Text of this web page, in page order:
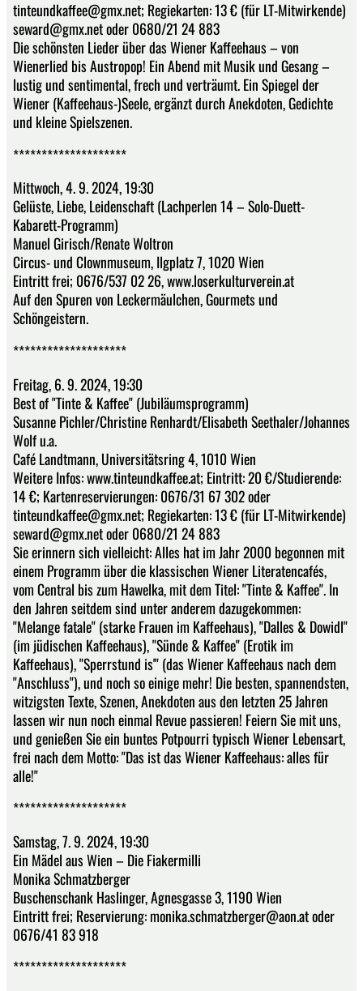
tinteundkaffee@gmx.net; Regiekarten: 13 € (für LT-Mitwirkende)
seward@gmx.net oder 0680/21 24 883
Die schönsten Lieder über das Wiener Kaffeehaus – von
Wienerlied bis Austropop! Ein Abend mit Musik und Gesang –
lustig und sentimental, frech und verträumt. Ein Spiegel der
Wiener (Kaffeehaus-)Seele, ergänzt durch Anekdoten, Gedichte
und kleine Spielszenen.
********************
Mittwoch, 4. 9. 2024, 19:30
Gelüste, Liebe, Leidenschaft (Lachperlen 14 – Solo-Duett-
Kabarett-Programm)
Manuel Girisch/Renate Woltron
Circus- und Clownmuseum, Ilgplatz 7, 1020 Wien
Eintritt frei; 0676/537 02 26, www.loserkulturverein.at
Auf den Spuren von Leckermäulchen, Gourmets und
Schöngeistern.
********************
Freitag, 6. 9. 2024, 19:30
Best of "Tinte & Kaffee" (Jubiläumsprogramm)
Susanne Pichler/Christine Renhardt/Elisabeth Seethaler/Johannes
Wolf u.a.
Café Landtmann, Universitätsring 4, 1010 Wien
Weitere Infos: www.tinteundkaffee.at; Eintritt: 20 €/Studierende:
14 €; Kartenreservierungen: 0676/31 67 302 oder
tinteundkaffee@gmx.net; Regiekarten: 13 € (für LT-Mitwirkende)
seward@gmx.net oder 0680/21 24 883
Sie erinnern sich vielleicht: Alles hat im Jahr 2000 begonnen mit
einem Programm über die klassischen Wiener Literatencafés,
vom Central bis zum Hawelka, mit dem Titel: "Tinte & Kaffee". In
den Jahren seitdem sind unter anderem dazugekommen:
"Melange fatale" (starke Frauen im Kaffeehaus), "Dalles & Dowidl"
(im jüdischen Kaffeehaus), "Sünde & Kaffee" (Erotik im
Kaffeehaus), "Sperrstund is'" (das Wiener Kaffeehaus nach dem
"Anschluss"), und noch so einige mehr! Die besten, spannendsten,
witzigsten Texte, Szenen, Anekdoten aus den letzten 25 Jahren
lassen wir nun noch einmal Revue passieren! Feiern Sie mit uns,
und genießen Sie ein buntes Potpourri typisch Wiener Lebensart,
frei nach dem Motto: "Das ist das Wiener Kaffeehaus: alles für
alle!"
********************
Samstag, 7. 9. 2024, 19:30
Ein Mädel aus Wien – Die Fiakermilli
Monika Schmatzberger
Buschenschank Haslinger, Agnesgasse 3, 1190 Wien
Eintritt frei; Reservierung: monika.schmatzberger@aon.at oder
0676/41 83 918
********************